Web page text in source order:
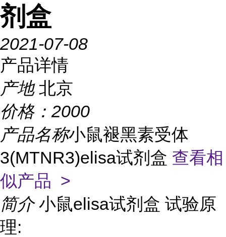
剂盒
2021-07-08
产品详情
产地 北京
价格： 2000
产品名称小鼠褪黑素受体
3(MTNR3)elisa试剂盒 查看相
似产品 >
简介 小鼠elisa试剂盒 试验原
理: